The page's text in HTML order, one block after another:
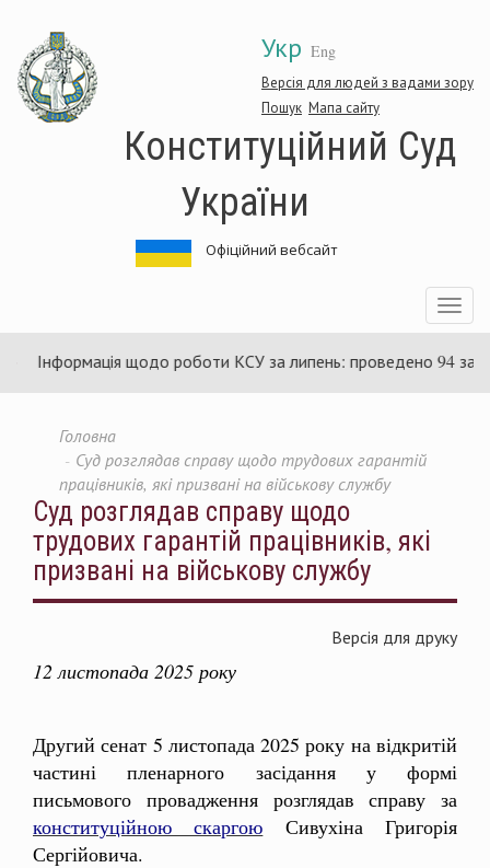
основного
матеріалу
Укр Eng
Версія для людей з вадами зору
Пошук Мапа сайту
Конституційний Суд
України
Офіційний вебсайт
Toggle
щодо роботи КСУ за липень: проведено 94 засідання
Головна
Суд розглядав справу щодо трудових гарантій
працівників, які призвані на військову службу
Суд розглядав справу щодо
трудових гарантій працівників, які
призвані на військову службу
Версія для друку
12 листопада 2025 року
Другий сенат 5 листопада 2025 року на відкритій
частині пленарного засідання у формі
письмового провадження розглядав справу за
конституційною скаргою Сивухіна Григорія
Сергійовича.